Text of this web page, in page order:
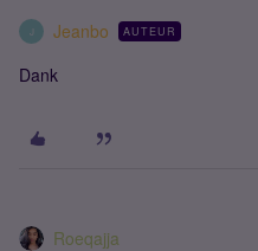
J Jeanbo AUTEUR
Dank
Roeqajja